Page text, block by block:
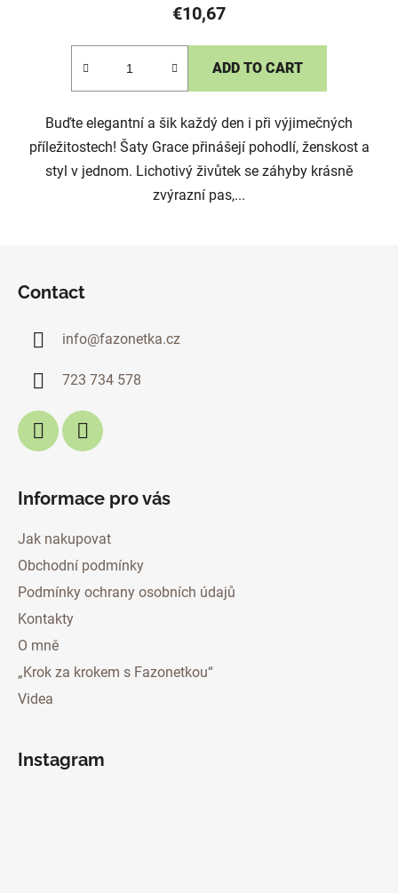
€10,67
ADD TO CART
Buďte elegantní a šik každý den i při výjimečných
příležitostech! Šaty Grace přinášejí pohodlí, ženskost a
styl v jednom. Lichotivý živůtek se záhyby krásně
zvýrazní pas,...
Contact
info@fazonetka.cz
723 734 578
Informace pro vás
Jak nakupovat
Obchodní podmínky
Podmínky ochrany osobních údajů
Kontakty
O mně
„Krok za krokem s Fazonetkou“
Videa
Instagram